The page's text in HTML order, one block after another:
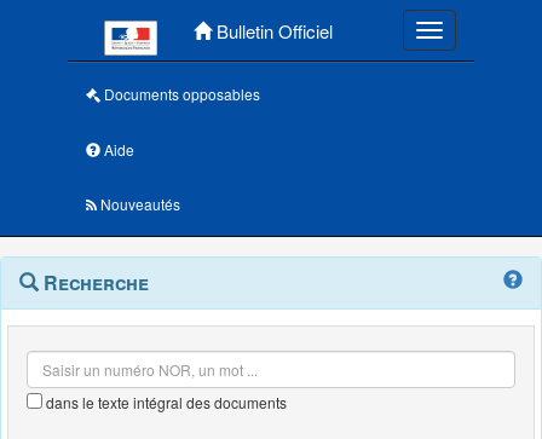
Bulletin Officiel Toggle
Documents opposables
Aide
Nouveautés
Navigation
outils
Menu
contextuel
Recherche
dans le texte intégral des documents